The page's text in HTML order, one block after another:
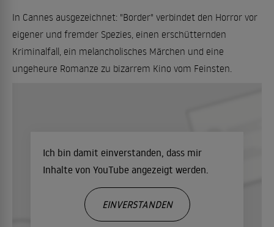
In Cannes ausgezeichnet: "Border" verbindet den Horror vor
eigener und fremder Spezies, einen erschütternden
Kriminalfall, ein melancholisches Märchen und eine
ungeheure Romanze zu bizarrem Kino vom Feinsten.
Ich bin damit einverstanden, dass mir
Inhalte von YouTube angezeigt werden.
EINVERSTANDEN